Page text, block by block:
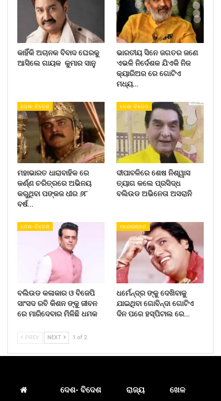
କାହିଁକି ଅଚାନକ ବିବାଦ ଘେରକୁ
ଆସିଲେ ଗାୟକ କୁମାର ସାନୁ
ଭାରତୀୟ ସିନେ ଜଗତର ଜଣେ
ଏଭଳି ନିର୍ଦେଶକ ଯିଏକି ନିଜ
କ୍ୟାରିଅର ରେ ଗୋଟିଏ
ମଧ୍ୟ…
ଦେଶ- ବିଦେଶ
ମହାଭାରତ ଧାରାବାହିକ ରେ
କର୍ଣ୍ଣ ଚରିତ୍ରରେ ଅଭିନୟ
କରୁଥିବା ପଙ୍କଜ ଧୀର ୬୮
ବର୍ଷ…
ଦେଶ- ବିଦେଶ
ଦୀପାବଳିରେ ଶେଷ ନିଶ୍ୱାସ
ତ୍ୟାଗ କଲେ ପ୍ରସିଦ୍ଧ
ବଲିଉଡ ଅଭିନେତା ଅସରାନି
ଦେଶ- ବିଦେଶ
ବଲିଉଡ କଳାକାର ଓ ବିଜେପି
ସାଂସଦ ରବି କିଶନ ଙ୍କୁ ଜୀବନ
ରେ ମାରିଦେବାର ମିଳିଛି ଧମକ
ମନୋରଞ୍ଜନ
ଧର୍ମେନ୍ଦ୍ର ଙ୍କୁ ଦେଖିବାକୁ
ଯାଇଥିବା ଗୋବିନ୍ଦା ଗୋଟିଏ
ଦିନ ପରେ ହସ୍ପିଟାଲ ରେ…
PREV NEXT 1 of 2
ଦେଶ- ବିଦେଶ ରାଜ୍ୟ ଖେଳ